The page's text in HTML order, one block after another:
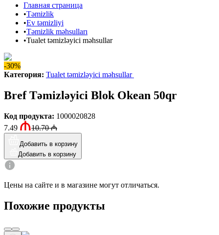
Главная страница
•Təmizlik
•Ev təmizliyi
•Təmizlik məhsulları
•Tualet təmizləyici məhsullar
-30%
Категория: Tualet təmizləyici məhsullar
Bref Təmizləyici Blok Okean 50qr
Код продукта: 1000020828
7.49
10.70₼
Добавить в корзину
Добавить в корзину
Цены на сайте и в магазине могут отличаться.
Похожие продукты